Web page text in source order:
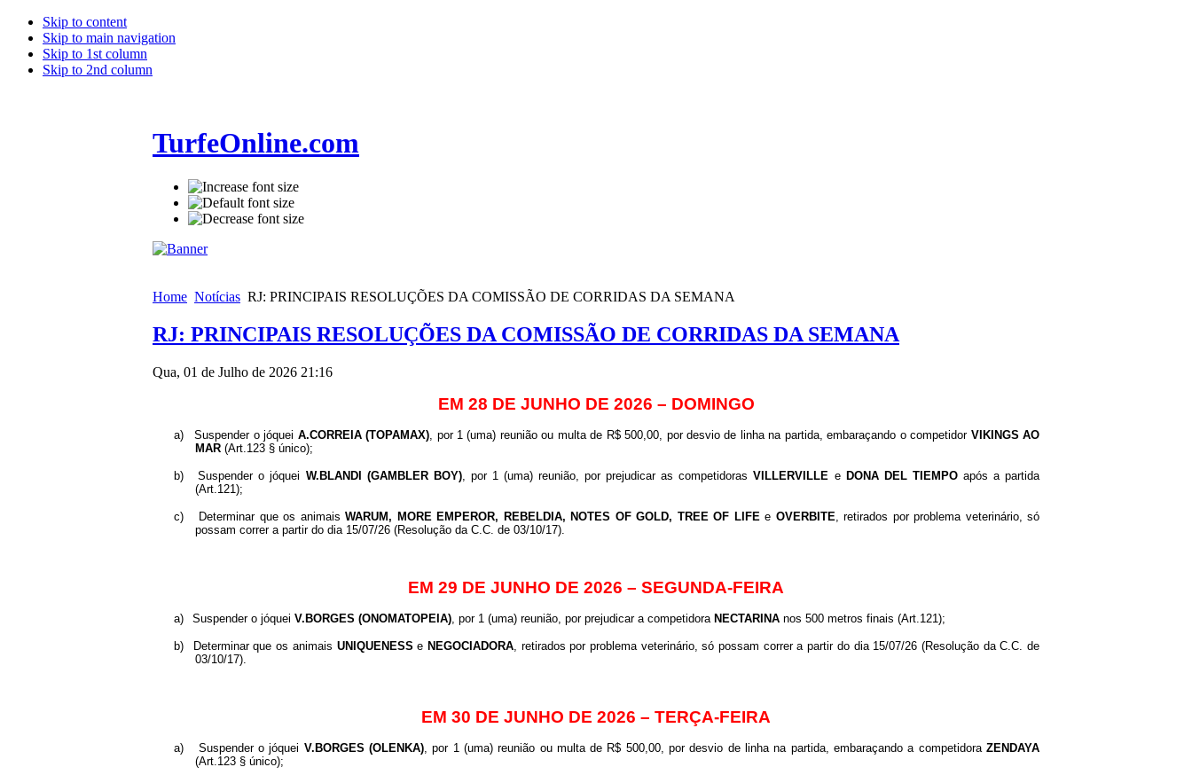
Skip to content
Skip to main navigation
Skip to 1st column
Skip to 2nd column
TurfeOnline.com
Home Notícias RJ: PRINCIPAIS RESOLUÇÕES DA COMISSÃO DE CORRIDAS DA SEMANA
RJ: PRINCIPAIS RESOLUÇÕES DA COMISSÃO DE CORRIDAS DA SEMANA
Qua, 01 de Julho de 2026 21:16
EM 28 DE JUNHO DE 2026 – DOMINGO
a) Suspender o jóquei A.CORREIA (TOPAMAX) , por 1 (uma) reunião ou multa de R$ 500,00, por desvio de linha na partida, embaraçando o competidor VIKINGS AO
MAR (Art.123 § único);
b) Suspender o jóquei W.BLANDI (GAMBLER BOY), por 1 (uma) reunião, por prejudicar as competidorasVILLERVILLE e DONA DEL TIEMPOapós a partida
(Art.121);
c) Determinar que os animaisWARUM, MORE EMPEROR, REBELDIA, NOTES OF GOLD, TREE OF LIFE e OVERBITE , retirados por problema veterinário, só
possam correr a partir do dia 15/07/26 (Resolução da C.C. de 03/10/17).
EM 29 DE JUNHO DE 2026 – SEGUNDA-FEIRA
a) Suspender o jóquei V.BORGES (ONOMATOPEIA) , por 1 (uma) reunião, por prejudicar a competidora NECTARINA nos 500 metros finais (Art.121);
b) Determinar que os animais UNIQUENESS e NEGOCIADORA, retirados por problema veterinário, só possam correr a partir do dia 15/07/26 (Resolução da C.C. de
03/10/17).
EM 30 DE JUNHO DE 2026 – TERÇA-FEIRA
a) Suspender o jóquei V.BORGES (OLENKA), por 1 (uma) reunião ou multa de R$ 500,00, por desvio de linha na partida, embaraçando a competidoraZENDAYA
(Art.123 § único);